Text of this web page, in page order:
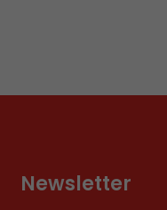
Newsletter